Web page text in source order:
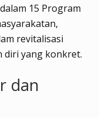
15 Program
revitalisasi
diri yang konkret.
dan